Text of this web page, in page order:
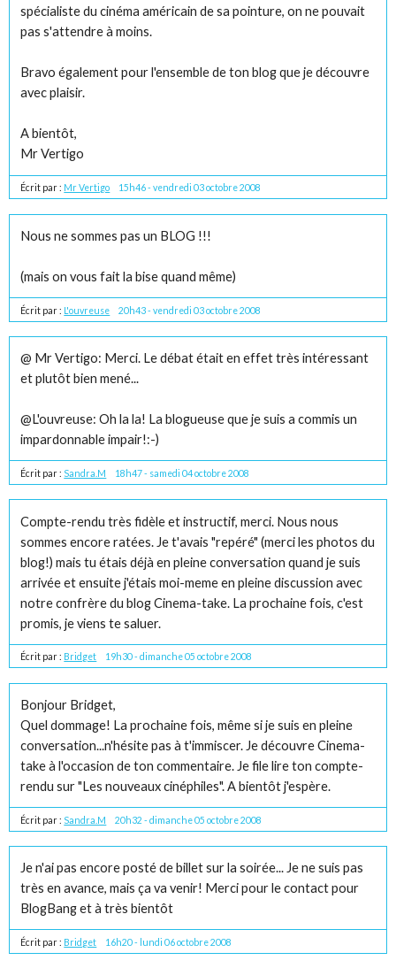
spécialiste du cinéma américain de sa pointure, on ne pouvait
pas s'attendre à moins.
Bravo également pour l'ensemble de ton blog que je découvre
avec plaisir.
A bientôt,
Mr Vertigo
Écrit par : Mr Vertigo 15h46-vendredi 03 octobre 2008
Nous ne sommes pas un BLOG !!!
(mais on vous fait la bise quand même)
Écrit par : L'ouvreuse 20h43-vendredi 03 octobre 2008
@ Mr Vertigo: Merci. Le débat était en effet très intéressant
et plutôt bien mené...
@L'ouvreuse: Oh la la! La blogueuse que je suis a commis un
impardonnable impair!:-)
Écrit par : Sandra.M 18h47- samedi 04 octobre 2008
Compte-rendu très fidèle et instructif, merci. Nous nous
sommes encore ratées. Je t'avais "repéré" (merci les photos du
blog!) mais tu étais déjà en pleine conversation quand je suis
arrivée et ensuite j'étais moi-meme en pleine discussion avec
notre confrère du blog Cinema-take. La prochaine fois, c'est
promis, je viens te saluer.
Écrit par : Bridget 19h30-dimanche 05 octobre 2008
Bonjour Bridget,
Quel dommage! La prochaine fois, même si je suis en pleine
conversation...n'hésite pas à t'immiscer. Je découvre Cinema-
take à l'occasion de ton commentaire. Je file lire ton compte-
rendu sur "Les nouveaux cinéphiles". A bientôt j'espère.
Écrit par : Sandra.M 20h32 -dimanche 05 octobre 2008
Je n'ai pas encore posté de billet sur la soirée... Je ne suis pas
très en avance, mais ça va venir! Merci pour le contact pour
BlogBang et à très bientôt
Écrit par : Bridget 16h20- lundi 06 octobre 2008